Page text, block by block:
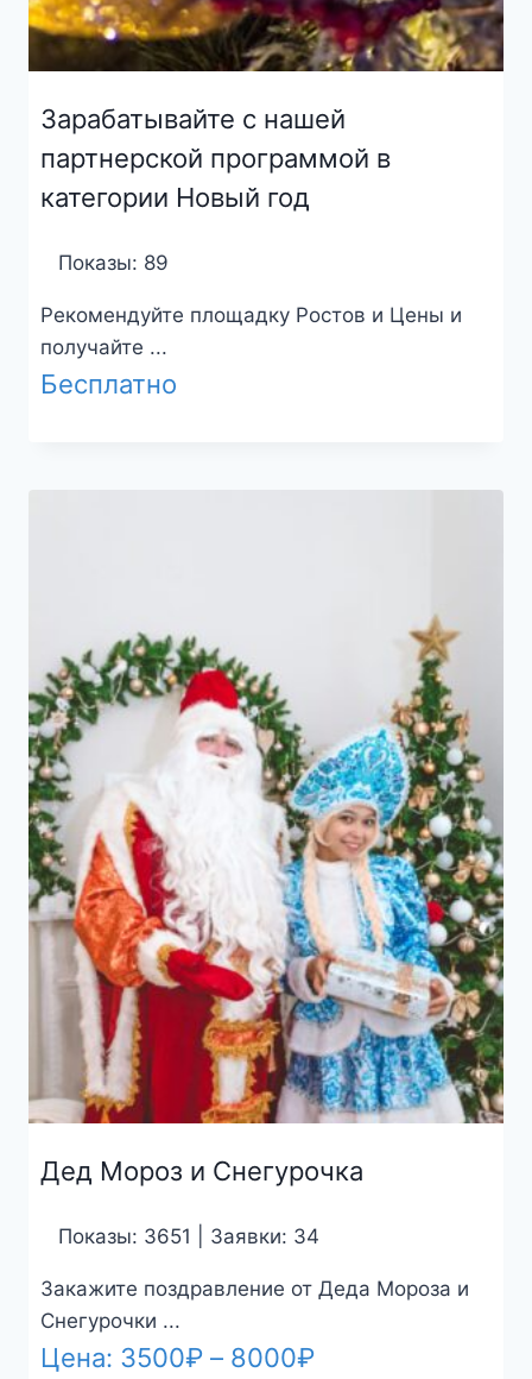
Зарабатывайте с нашей
партнерской программой в
категории Новый год
Показы: 89
Рекомендуйте площадку Ростов и Цены и
получайте ...
Бесплатно
Дед Мороз и Снегурочка
Показы: 3651 | Заявки: 34
Закажите поздравление от Деда Мороза и
Снегурочки ...
Цена: 3500₽ – 8000₽Диапазон